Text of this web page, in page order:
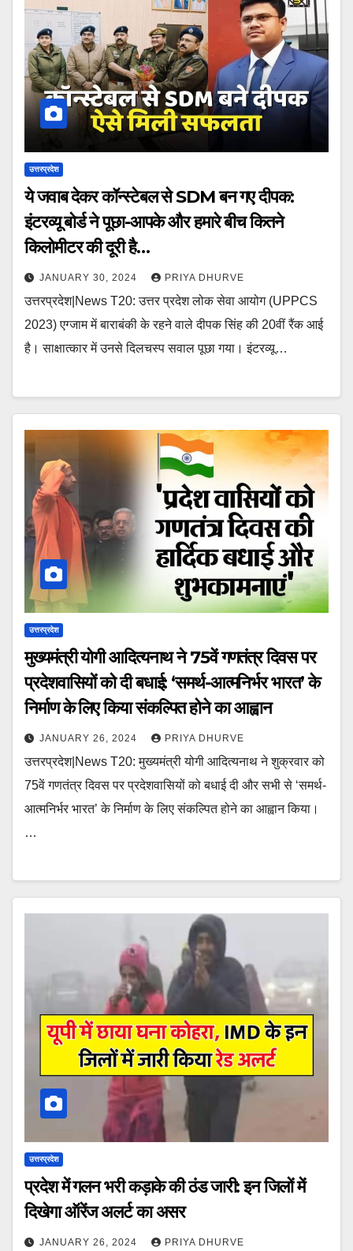
उत्तरप्रदेश
ये जवाब देकर कॉन्स्टेबल से SDM बन गए दीपक:
इंटरव्यू बोर्ड ने पूछा-आपके और हमारे बीच कितने
किलोमीटर की दूरी है…
JANUARY 30, 2024 PRIYA DHURVE
उत्तरप्रदेश|News T20: उत्तर प्रदेश लोक सेवा आयोग (UPPCS
2023) एग्जाम में बाराबंकी के रहने वाले दीपक सिंह की 20वीं रैंक आई
है। साक्षात्कार में उनसे दिलचस्प सवाल पूछा गया। इंटरव्यू…
उत्तरप्रदेश
मुख्‍यमंत्री योगी आदित्‍यनाथ ने 75वें गणतंत्र दिवस पर
प्रदेशवासियों को दी बधाई: ‘समर्थ-आत्मनिर्भर भारत’ के
निर्माण के लिए किया संकल्पित होने का आह्वान
JANUARY 26, 2024 PRIYA DHURVE
उत्तरप्रदेश|News T20: मुख्‍यमंत्री योगी आदित्‍यनाथ ने शुक्रवार को
75वें गणतंत्र दिवस पर प्रदेशवासियों को बधाई दी और सभी से ‘समर्थ-
आत्मनिर्भर भारत’ के निर्माण के लिए संकल्पित होने का आह्वान किया।
…
उत्तरप्रदेश
प्रदेश में गलन भरी कड़ाके की ठंड जारी: इन जिलों में
दिखेगा ऑरेंज अलर्ट का असर
JANUARY 26, 2024 PRIYA DHURVE